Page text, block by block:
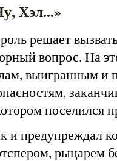
Хэл...»
решает
вопрос. На
выигранным и
поселился
и предупреждал
рыцарем